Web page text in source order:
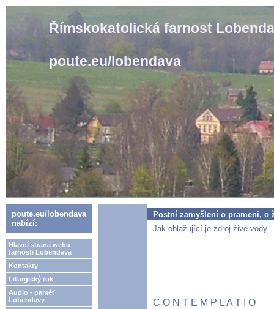
Římskokatolická farnost
poute.eu/lobendava
poute.eu/lobendava
nabízí:
Hlavní strana webu
farnosti Lobendava
Kontakty
Liturgický rok
Audio - paměť
Lobendavy
Postní zamyšlení o prameni, o
Jak oblažující je zdroj živé vody.
C O N T E M P L A T I O